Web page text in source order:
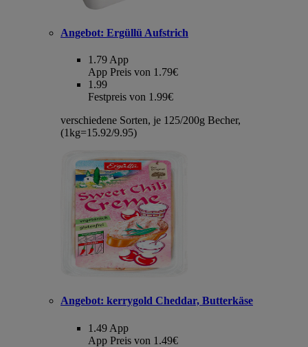
Angebot: Ergüllü Aufstrich
1.79 App
App Preis von 1.79€
1.99
Festpreis von 1.99€
verschiedene Sorten, je 125/200g Becher,
(1kg=15.92/9.95)
Angebot: kerrygold Cheddar, Butterkäse
1.49 App
App Preis von 1.49€